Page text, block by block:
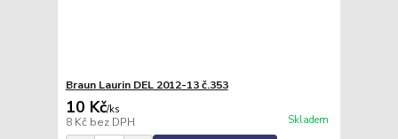
Braun Laurin DEL 2012-13 č.353
10 Kč/ks
8 Kč bez DPH Skladem